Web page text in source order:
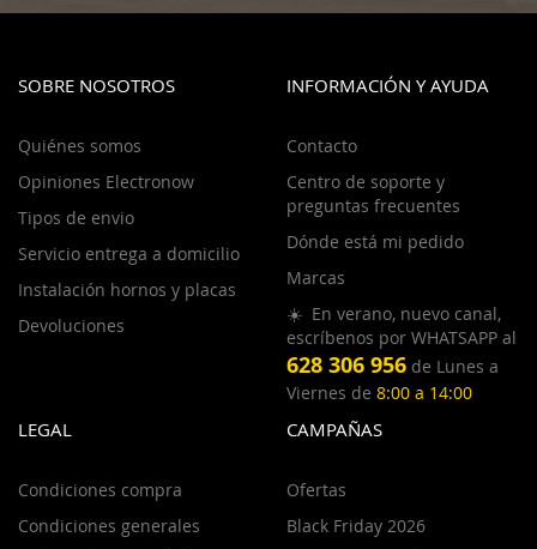
SOBRE NOSOTROS
Quiénes somos
Opiniones Electronow
Tipos de envio
Servicio entrega a domicilio
Instalación hornos y placas
Devoluciones
INFORMACIÓN Y AYUDA
Contacto
Centro de soporte y
preguntas frecuentes
Dónde está mi pedido
Marcas
☀️ En verano, nuevo canal,
escríbenos por WHATSAPP al
628 306 956 de Lunes a
Viernes de 8:00 a 14:00
LEGAL
Condiciones compra
Condiciones generales
CAMPAÑAS
Ofertas
Black Friday 2026